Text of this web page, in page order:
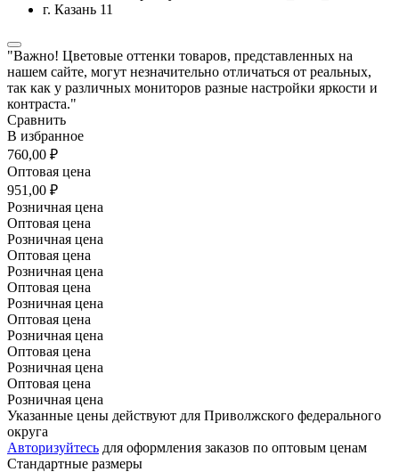
"Важно! Цветовые оттенки товаров, представленных на
нашем сайте, могут незначительно отличаться от реальных,
так как у различных мониторов разные настройки яркости и
контраста."
Сравнить
В избранное
760,00 ₽
Оптовая цена
951,00 ₽
Розничная цена
Оптовая цена
Розничная цена
Оптовая цена
Розничная цена
Оптовая цена
Розничная цена
Оптовая цена
Розничная цена
Оптовая цена
Розничная цена
Оптовая цена
Розничная цена
Указанные цены действуют для Приволжского федерального
округа
Авторизуйтесь для оформления заказов по оптовым ценам
Стандартные размеры